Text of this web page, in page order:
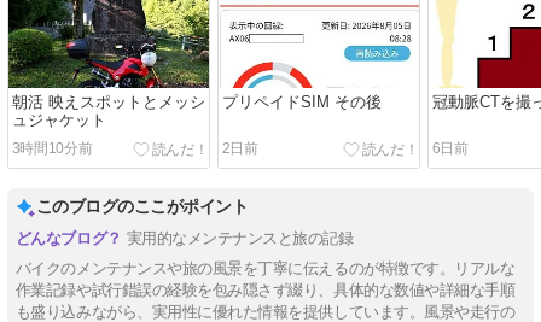
朝活 映えスポットとメッシ
ュジャケット
3時間10分前
プリペイドSIM その後
2日前
冠動脈CTを撮
6日前
このブログのここがポイント
実用的なメンテナンスと旅の記録
バイクのメンテナンスや旅の風景を丁寧に伝えるのが特徴です。リアルな
作業記録や試行錯誤の経験を包み隠さず綴り、具体的な数値や詳細な手順
も盛り込みながら、実用性に優れた情報を提供しています。風景や走行の